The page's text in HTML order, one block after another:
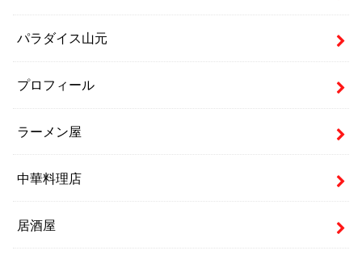
パラダイス山元
プロフィール
ラーメン屋
中華料理店
居酒屋